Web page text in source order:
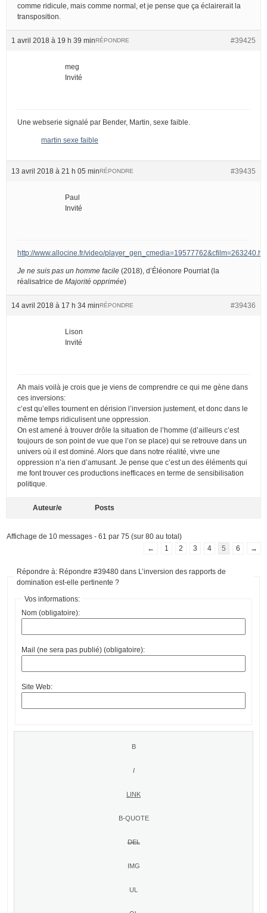
comme ridicule, mais comme normal, et je pense que ça éclairerait la
transposition.
1 avril 2018 à 19 h 39 min #39425
RÉPONDRE
meg
Invité
Une webserie signalé par Bender, Martin, sexe faible.
martin sexe faible
13 avril 2018 à 21 h 05 min #39435
RÉPONDRE
Paul
Invité
http://www.allocine.fr/video/
Je ne suis pas un homme facile (2018), d’Éléonore Pourriat (la
réalisatrice de Majorité opprimée)
14 avril 2018 à 17 h 34 min #39436
RÉPONDRE
Lison
Invité
Ah mais voilà je crois que je viens de comprendre ce qui me gène dans
ces inversions:
c’est qu’elles tournent en dérision l’inversion justement, et donc dans le
même temps ridiculisent une oppression.
On est amené à trouver drôle la situation de l’homme (d’ailleurs c’est
toujours de son point de vue que l’on se place) qui se retrouve dans un
univers où il est dominé. Alors que dans notre réalité, vivre une
oppression n’a rien d’amusant. Je pense que c’est un des éléments qui
me font trouver ces productions inefficaces en terme de sensibilisation
politique.
Auteur/e Posts
Affichage de 10 messages - 61 par 75 (sur 80 au total)
←
1 2 3 4 5 6 →
Répondre à: Répondre #39480 dans L’inversion des rapports de
domination est-elle pertinente ?
Vos informations:
Nom (obligatoire):
Mail (ne sera pas publié) (obligatoire):
Site Web: